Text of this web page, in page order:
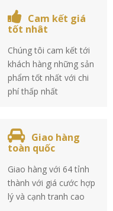
Cam kết giá
tốt nhât
Chúng tôi cam kết tới
khách hàng những sản
phẩm tốt nhất với chi
phí thấp nhất
Giao hàng
toàn quốc
Giao hàng với 64 tỉnh
thành với giá cước hợp
lý và cạnh tranh cao